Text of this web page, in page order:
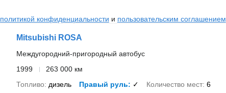
политикой конфиденциальности и пользовательским соглашением
Mitsubishi ROSA
Междугородний-пригородный автобус
1999
263 000 км
Топливо
дизель Правый руль ✓ Количество мест 6